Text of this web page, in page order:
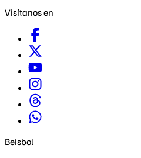
Visítanos en
Beisbol